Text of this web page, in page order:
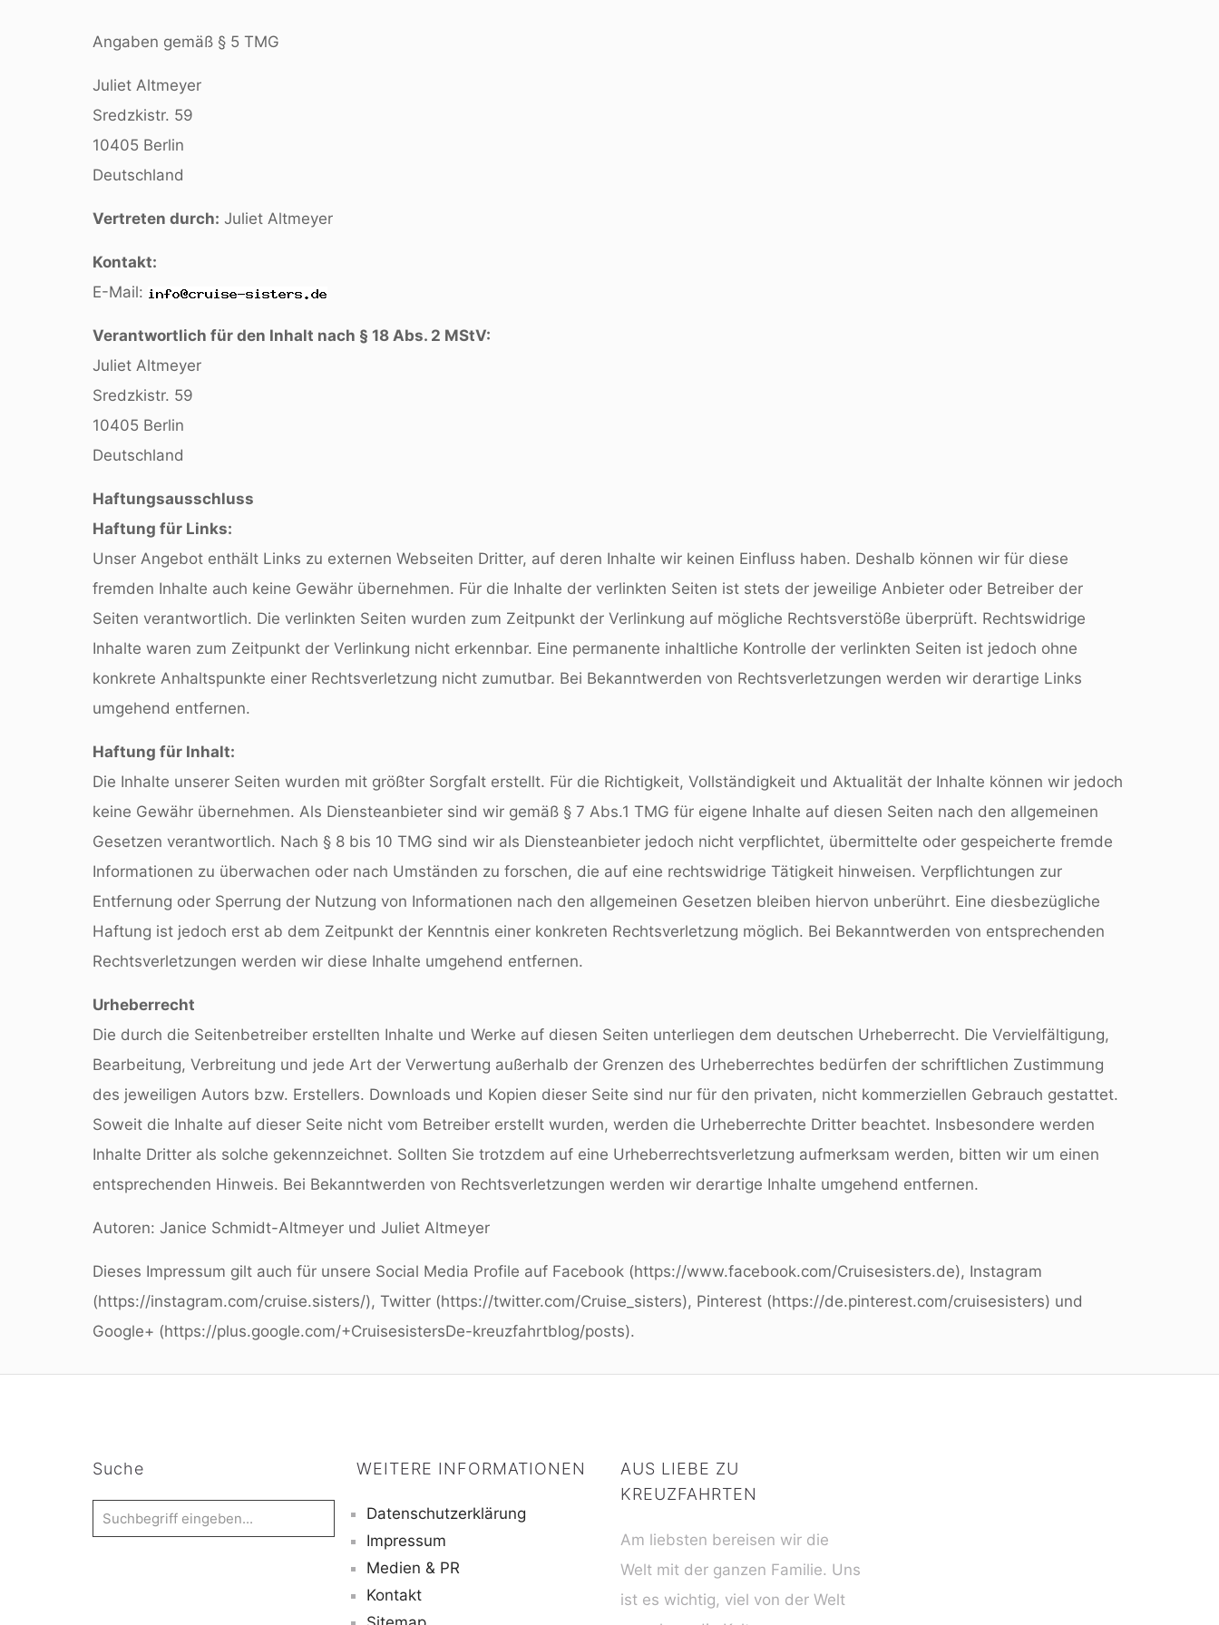
Angaben gemäß § 5 TMG
Juliet Altmeyer
Sredzkistr. 59
10405 Berlin
Deutschland
Vertreten durch: Juliet Altmeyer
Kontakt:
E-Mail:
Verantwortlich für den Inhalt nach § 18 Abs. 2 MStV:
Juliet Altmeyer
Sredzkistr. 59
10405 Berlin
Deutschland
Haftungsausschluss
Haftung für Links:
Unser Angebot enthält Links zu externen Webseiten Dritter, auf deren Inhalte wir keinen Einfluss haben. Deshalb können wir für diese
fremden Inhalte auch keine Gewähr übernehmen. Für die Inhalte der verlinkten Seiten ist stets der jeweilige Anbieter oder Betreiber der
Seiten verantwortlich. Die verlinkten Seiten wurden zum Zeitpunkt der Verlinkung auf mögliche Rechtsverstöße überprüft. Rechtswidrige
Inhalte waren zum Zeitpunkt der Verlinkung nicht erkennbar. Eine permanente inhaltliche Kontrolle der verlinkten Seiten ist jedoch ohne
konkrete Anhaltspunkte einer Rechtsverletzung nicht zumutbar. Bei Bekanntwerden von Rechtsverletzungen werden wir derartige Links
umgehend entfernen.
Haftung für Inhalt:
Die Inhalte unserer Seiten wurden mit größter Sorgfalt erstellt. Für die Richtigkeit, Vollständigkeit und Aktualität der Inhalte können wir jedoch
keine Gewähr übernehmen. Als Diensteanbieter sind wir gemäß § 7 Abs.1 TMG für eigene Inhalte auf diesen Seiten nach den allgemeinen
Gesetzen verantwortlich. Nach § 8 bis 10 TMG sind wir als Diensteanbieter jedoch nicht verpflichtet, übermittelte oder gespeicherte fremde
Informationen zu überwachen oder nach Umständen zu forschen, die auf eine rechtswidrige Tätigkeit hinweisen. Verpflichtungen zur
Entfernung oder Sperrung der Nutzung von Informationen nach den allgemeinen Gesetzen bleiben hiervon unberührt. Eine diesbezügliche
Haftung ist jedoch erst ab dem Zeitpunkt der Kenntnis einer konkreten Rechtsverletzung möglich. Bei Bekanntwerden von entsprechenden
Rechtsverletzungen werden wir diese Inhalte umgehend entfernen.
Urheberrecht
Die durch die Seitenbetreiber erstellten Inhalte und Werke auf diesen Seiten unterliegen dem deutschen Urheberrecht. Die Vervielfältigung,
Bearbeitung, Verbreitung und jede Art der Verwertung außerhalb der Grenzen des Urheberrechtes bedürfen der schriftlichen Zustimmung
des jeweiligen Autors bzw. Erstellers. Downloads und Kopien dieser Seite sind nur für den privaten, nicht kommerziellen Gebrauch gestattet.
Soweit die Inhalte auf dieser Seite nicht vom Betreiber erstellt wurden, werden die Urheberrechte Dritter beachtet. Insbesondere werden
Inhalte Dritter als solche gekennzeichnet. Sollten Sie trotzdem auf eine Urheberrechtsverletzung aufmerksam werden, bitten wir um einen
entsprechenden Hinweis. Bei Bekanntwerden von Rechtsverletzungen werden wir derartige Inhalte umgehend entfernen.
Autoren: Janice Schmidt-Altmeyer und Juliet Altmeyer
Dieses Impressum gilt auch für unsere Social Media Profile auf Facebook (https://www.facebook.com/Cruisesisters.de), Instagram
(https://instagram.com/cruise.sisters/), Twitter (https://twitter.com/Cruise_sisters), Pinterest (https://de.pinterest.com/cruisesisters) und
Google+ (https://plus.google.com/+CruisesistersDe-kreuzfahrtblog/posts).
Suche WEITERE INFORMATIONEN
Datenschutzerklärung
Impressum
Medien & PR
Kontakt
AUS LIEBE ZU
KREUZFAHRTEN
Am liebsten bereisen wir die
Welt mit der ganzen Familie. Uns
ist es wichtig, viel von der Welt